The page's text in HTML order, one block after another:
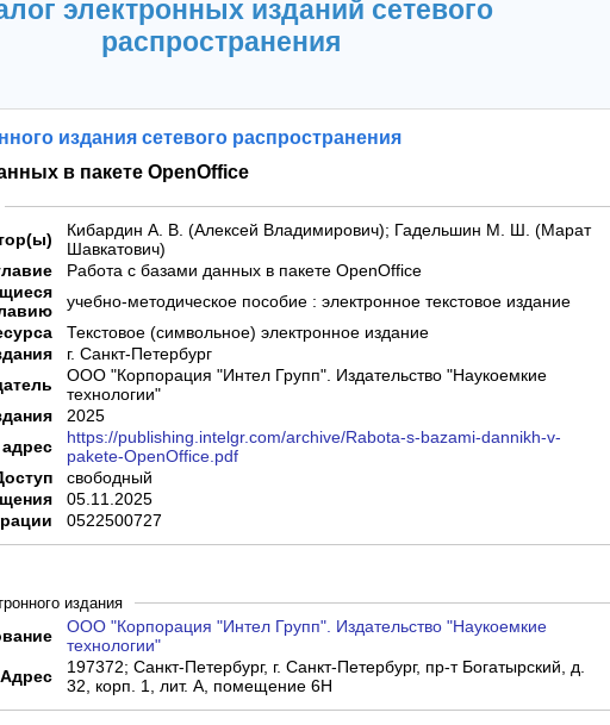
электронных изданий сетевого
распространения
издания сетевого распространения
в пакете OpenOffice
Кибардин А. В. (Алексей Владимирович); Гадельшин М. Ш. (Марат
Шавкатович)
Работа с базами данных в пакете OpenOffice
учебно-методическое пособие : электронное текстовое издание
Текстовое (символьное) электронное издание
г. Санкт-Петербург
ООО "Корпорация "Интел Групп". Издательство "Наукоемкие
технологии"
2025
https://publishing.intelgr.com/archive/Rabota-s-bazami-dannikh-v-
pakete-OpenOffice.pdf
свободный
05.11.2025
0522500727
издания
ООО "Корпорация "Интел Групп". Издательство "Наукоемкие
технологии"
Адрес
197372; Санкт-Петербург, г. Санкт-Петербург, пр-т Богатырский, д.
32, корп. 1, лит. А, помещение 6Н